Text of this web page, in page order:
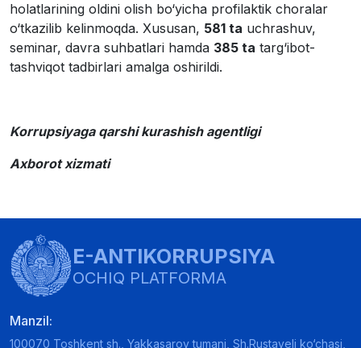
holatlarining oldini olish bo‘yicha profilaktik choralar
o‘tkazilib kelinmoqda. Xususan, 581 ta uchrashuv,
seminar, davra suhbatlari hamda 385 ta targ‘ibot-
tashviqot tadbirlari amalga oshirildi.
Korrupsiyaga qarshi kurashish agentligi
Axborot xizmati
E-ANTIKORRUPSIYA
OCHIQ PLATFORMA
Manzil:
100070 Toshkent sh., Yakkasaroy tumani, Sh.Rustaveli ko‘chasi,